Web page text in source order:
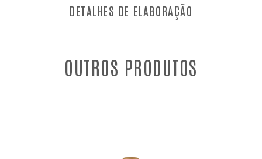
DETALHES DE ELABORAÇÃO
OUTROS PRODUTOS